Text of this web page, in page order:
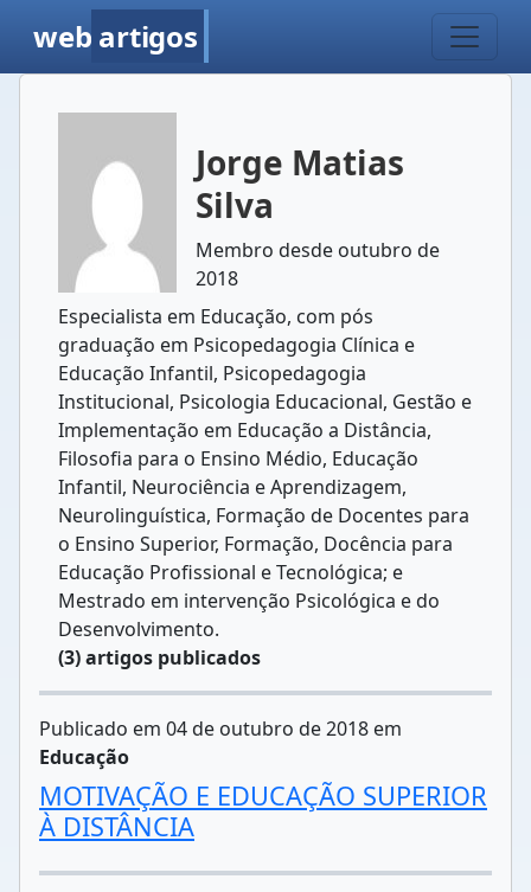
web artigos
Jorge Matias
Silva
Membro desde outubro de
2018
Especialista em Educação, com pós
graduação em Psicopedagogia Clínica e
Educação Infantil, Psicopedagogia
Institucional, Psicologia Educacional, Gestão e
Implementação em Educação a Distância,
Filosofia para o Ensino Médio, Educação
Infantil, Neurociência e Aprendizagem,
Neurolinguística, Formação de Docentes para
o Ensino Superior, Formação, Docência para
Educação Profissional e Tecnológica; e
Mestrado em intervenção Psicológica e do
Desenvolvimento.
(3) artigos publicados
Publicado em 04 de outubro de 2018 em
Educação
MOTIVAÇÃO E EDUCAÇÃO SUPERIOR
À DISTÂNCIA